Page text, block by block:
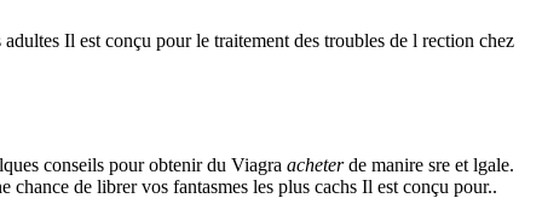
adultes Il est conçu pour le traitement des troubles de l rection chez
conseils pour obtenir du Viagra acheterde manire sre et lgale.
de librer vos fantasmes les plus cachs Il est conçu pour..